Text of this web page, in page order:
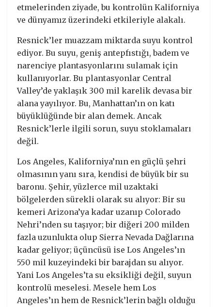
etmelerinden ziyade, bu kontrolün Kaliforniya
ve dünyamız üzerindeki etkileriyle alakalı.
Resnick’ler muazzam miktarda suyu kontrol
ediyor. Bu suyu, geniş antepfıstığı, badem ve
narenciye plantasyonlarını sulamak için
kullanıyorlar. Bu plantasyonlar Central
Valley’de yaklaşık 300 mil karelik devasa bir
alana yayılıyor. Bu, Manhattan’ın on katı
büyüklüğünde bir alan demek. Ancak
Resnick’lerle ilgili sorun, suyu stoklamaları
değil.
Los Angeles, Kaliforniya’nın en güçlü şehri
olmasının yanı sıra, kendisi de büyük bir su
baronu. Şehir, yüzlerce mil uzaktaki
bölgelerden sürekli olarak su alıyor: Bir su
kemeri Arizona’ya kadar uzanıp Colorado
Nehri’nden su taşıyor; bir diğeri 200 milden
fazla uzunlukta olup Sierra Nevada Dağlarına
kadar geliyor; üçüncüsü ise Los Angeles’ın
550 mil kuzeyindeki bir barajdan su alıyor.
Yani Los Angeles’ta su eksikliği değil, suyun
kontrolü meselesi. Mesele hem Los
Angeles’ın hem de Resnick’lerin bağlı olduğu